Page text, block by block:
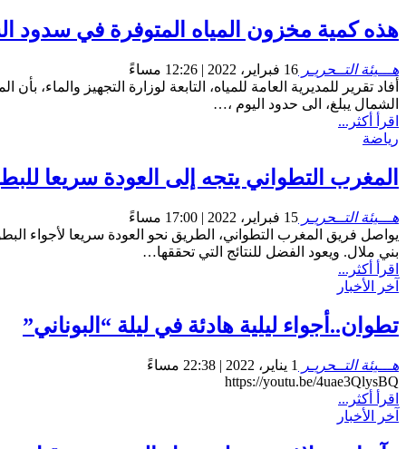
هذه كمية مخزون المياه المتوفرة في سدود
هـــيئة التــحريـر 16 فبراير، 2022 | 12:26 مساءً
الشمال يبلغ، الى حدود اليوم ،…
اقرأ أكثر...
رياضة
المغرب التطواني يتجه إلى العودة سريعا
هـــيئة التــحريـر 15 فبراير، 2022 | 17:00 مساءً
بني ملال. ويعود الفضل للنتائج التي تحققها…
اقرأ أكثر...
آخر الأخبار
تطوان..أجواء ليلية هادئة في ليلة “البوناني”
هـــيئة التــحريـر
1 يناير، 2022 | 22:38 مساءً
https://youtu.be/4uae3QlysBQ
اقرأ أكثر...
آخر الأخبار